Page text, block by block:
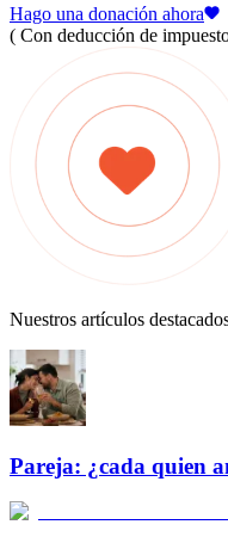
Hago una donación ahora
( Con deducción de
Nuestros artículos
Pareja: ¿cada quien